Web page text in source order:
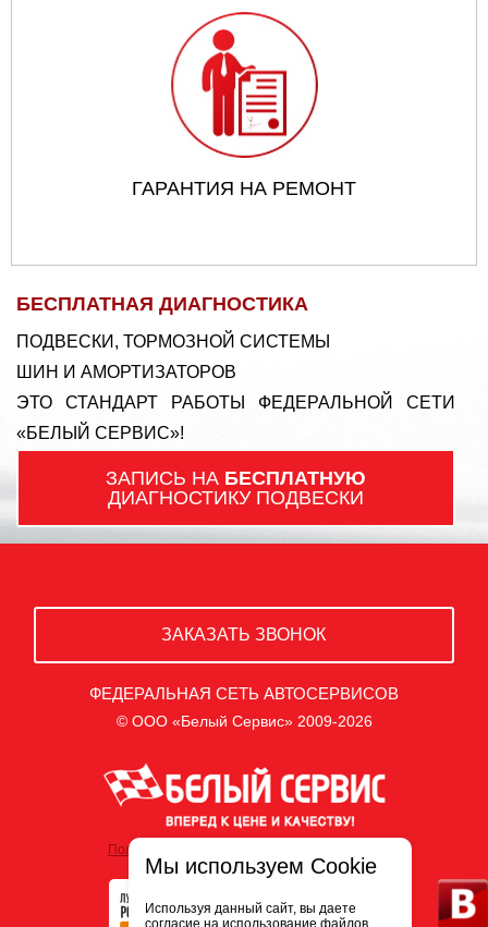
ГАРАНТИЯ НА РЕМОНТ
БЕСПЛАТНАЯ ДИАГНОСТИКА
ПОДВЕСКИ, ТОРМОЗНОЙ СИСТЕМЫ
ШИН И АМОРТИЗАТОРОВ
ЭТО СТАНДАРТ РАБОТЫ ФЕДЕРАЛЬНОЙ СЕТИ
«БЕЛЫЙ СЕРВИС»!
ЗАПИСЬ НА БЕСПЛАТНУЮ
ДИАГНОСТИКУ ПОДВЕСКИ
ЗАКАЗАТЬ ЗВОНОК
ФЕДЕРАЛЬНАЯ СЕТЬ АВТОСЕРВИСОВ
© ООО «Белый Сервис» 2009-2026
Политика обработки персональных данных
Мы используем Cookie
Используя данный сайт, вы даете
согласие на использование файлов